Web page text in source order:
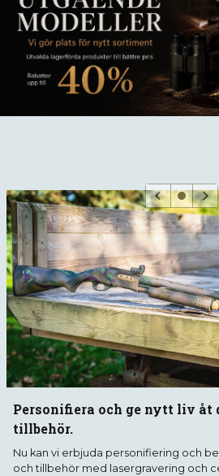
Personifiera och ge nytt liv åt
tillbehör.
Nu kan vi erbjuda personifiering och
och tillbehör med lasergravering och